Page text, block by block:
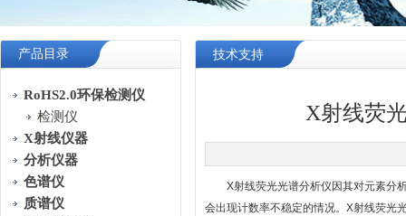
产品目录
RoHS2.0环保检测仪
检测仪
X射线仪器
分析仪器
色谱仪
质谱仪
技术支持
X射线荧
X射线荧光光谱分析仪因其对元素分析
会出现计数率不稳定的情况。X射线荧光